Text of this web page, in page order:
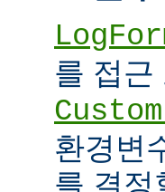
를 접근
환경변
를 결정